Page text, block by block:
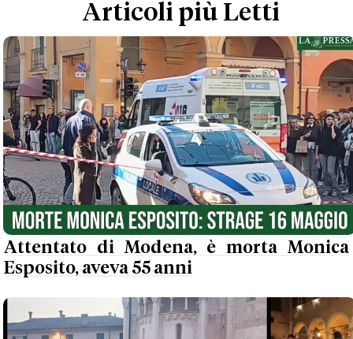
Articoli più Letti
Attentato di Modena, è morta Monica
Esposito, aveva 55 anni